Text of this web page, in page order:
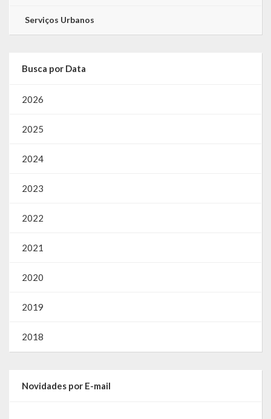
Serviços Urbanos
Busca por Data
2026
2025
2024
2023
2022
2021
2020
2019
2018
Novidades por E-mail